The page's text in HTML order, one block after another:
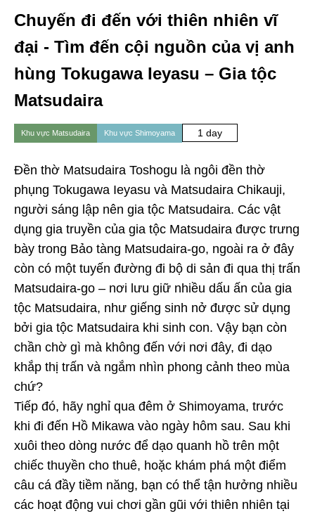
Chuyến đi đến với thiên nhiên vĩ
đại - Tìm đến cội nguồn của vị anh
hùng Tokugawa Ieyasu – Gia tộc
Matsudaira
Khu vực Matsudaira Khu vực Shimoyama 1 day
Đền thờ Matsudaira Toshogu là ngôi đền thờ
phụng Tokugawa Ieyasu và Matsudaira Chikauji,
người sáng lập nên gia tộc Matsudaira. Các vật
dụng gia truyền của gia tộc Matsudaira được trưng
bày trong Bảo tàng Matsudaira-go, ngoài ra ở đây
còn có một tuyến đường đi bộ di sản đi qua thị trấn
Matsudaira-go – nơi lưu giữ nhiều dấu ấn của gia
tộc Matsudaira, như giếng sinh nở được sử dụng
bởi gia tộc Matsudaira khi sinh con. Vậy bạn còn
chần chờ gì mà không đến với nơi đây, đi dạo
khắp thị trấn và ngắm nhìn phong cảnh theo mùa
chứ?
Tiếp đó, hãy nghỉ qua đêm ở Shimoyama, trước
khi đi đến Hồ Mikawa vào ngày hôm sau. Sau khi
xuôi theo dòng nước để dạo quanh hồ trên một
chiếc thuyền cho thuê, hoặc khám phá một điểm
câu cá đầy tiềm năng, bạn có thể tận hưởng nhiều
các hoạt động vui chơi gần gũi với thiên nhiên tại